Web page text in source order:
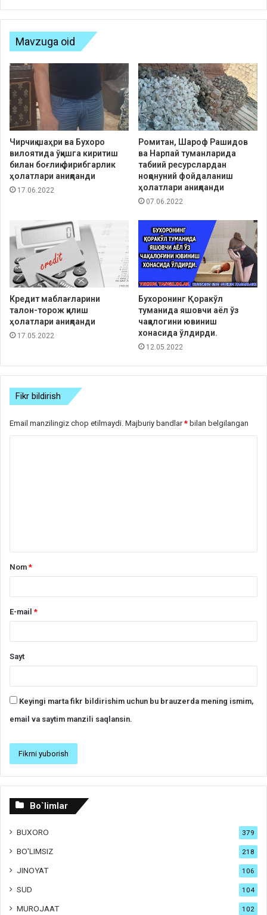
Mavzuga oid
Чирчиқ шаҳри ва Бухоро
вилоятида ўқишга киритиш
билан боғлиқ фирибгарлик
ҳолатлари аниқланди
17.06.2022
Ромитан, Шароф Рашидов
ва Нарпай туманларида
табиий ресурслардан
ноқонуний фойдаланиш
ҳолатлари аниқланди
07.06.2022
Кредит маблағларини
талон-торож қилиш
ҳолатлари аниқланди
17.05.2022
Бухоронинг Қоракўл
туманида яшовчи аёл ўз
чақалогини ювиниш
хонасида ўлдирди.
12.05.2022
Fikr bildirish
Email manzilingiz chop etilmaydi. Majburiy bandlar* bilan belgilangan
Nom*
E-mail*
Sayt
Keyingi marta fikr bildirishim uchun bu brauzerda mening ismim,
email va saytim manzili saqlansin.
Bo`limlar
BUXORO 379
BO'LIMSIZ 218
JINOYAT 106
SUD 104
MUROJAAT 102